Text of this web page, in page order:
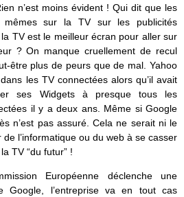
n’est moins évident ! Qui dit que les
sur la TV sur les publicités
TV est le meilleur écran pour aller sur
? On manque cruellement de recul
être plus de peurs que de mal. Yahoo
les TV connectées alors qu’il avait
ses Widgets à presque tous les
il y a deux ans. Même si Google
n’est pas assuré. Cela ne serait ni le
l’informatique ou du web à se casser
TV “du futur” !
Européenne déclenche une
Google, l’entreprise va en tout cas